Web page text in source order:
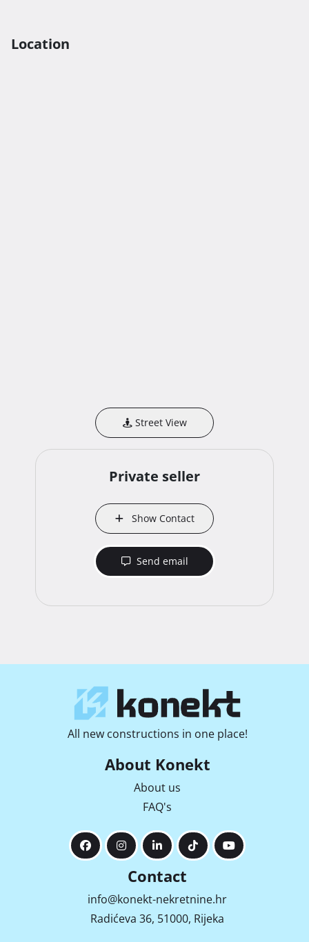
Location
Street View
Private seller
Show Contact
Send email
All new constructions in one place!
About Konekt
About us
FAQ's
Contact
info@konekt-nekretnine.hr
Radićeva 36, 51000, Rijeka